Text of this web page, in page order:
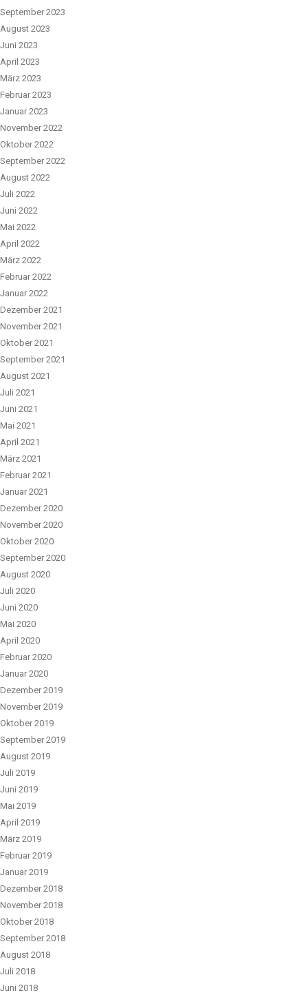
September 2023
August 2023
Juni 2023
April 2023
März 2023
Februar 2023
Januar 2023
November 2022
Oktober 2022
September 2022
August 2022
Juli 2022
Juni 2022
Mai 2022
April 2022
März 2022
Februar 2022
Januar 2022
Dezember 2021
November 2021
Oktober 2021
September 2021
August 2021
Juli 2021
Juni 2021
Mai 2021
April 2021
März 2021
Februar 2021
Januar 2021
Dezember 2020
November 2020
Oktober 2020
September 2020
August 2020
Juli 2020
Juni 2020
Mai 2020
April 2020
Februar 2020
Januar 2020
Dezember 2019
November 2019
Oktober 2019
September 2019
August 2019
Juli 2019
Juni 2019
Mai 2019
April 2019
März 2019
Februar 2019
Januar 2019
Dezember 2018
November 2018
Oktober 2018
September 2018
August 2018
Juli 2018
Juni 2018